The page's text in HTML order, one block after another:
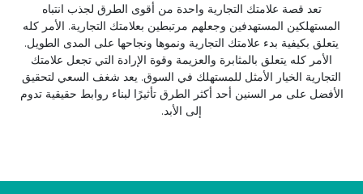
تعد قصة علامتك التجارية واحدة من أقوى الطرق لجذب انتباه
المستهلكين المستهدفين وجعلهم مرتبطين بعلامتك التجارية. الأمر كله
يتعلق بكيفية بدء علامتك التجارية ونموها ونجاحها على المدى الطويل.
الأمر كله يتعلق بالمثابرة والعزيمة وقوة الإرادة التي تجعل علامتك
التجارية الخيار الأمثل للمستهلك في السوق. يعد شغف السعي لتحقيق
الأفضل على مر السنين أحد أكثر الطرق تأثيرًا لبناء روابط حقيقية تدوم
إلى الأبد.